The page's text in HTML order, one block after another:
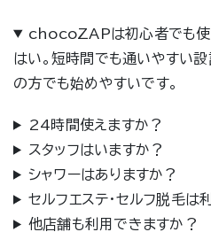
chocoZAPは初心者でも使
はい。短時間でも通いやすい
の方でも始めやすいです。
24時間使えますか？
スタッフはいますか？
シャワーはありますか？
セルフエステ・セルフ脱毛は
他店舗も利用できますか？